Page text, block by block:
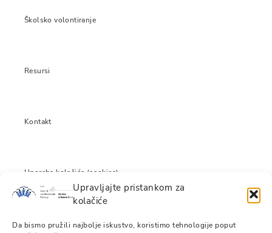
Upravljajte pristankom za
kolačiće
Da bismo pružili najbolje iskustvo, koristimo tehnologije poput
Školsko volontiranje
Resursi
Kontakt
Uporaba kolačića (cookies)
Izjava o odricanju odgovornosti